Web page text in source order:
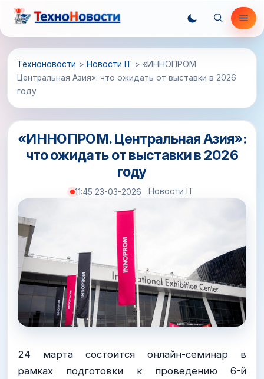
Перейти
содержимому
Техноновости > Новости IT > «ИННОПРОМ.
Центральная Азия»: что ожидать от выставки в 2026
году
«ИННОПРОМ. Центральная Азия»:
что ожидать от выставки в 2026
году
11:45 23-03-2026 Новости IT
24 марта состоится онлайн-семинар в
рамках подготовки к проведению 6-й